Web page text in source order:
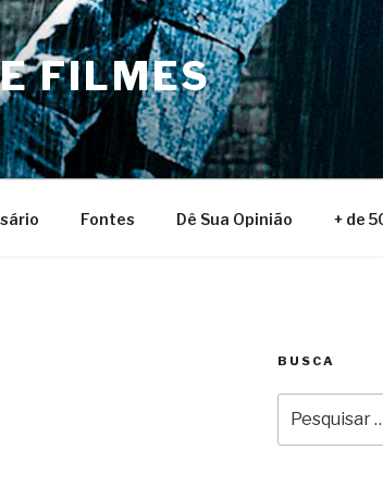
FILMES
Fontes Dê Sua Opinião + de
BUSCA
por: